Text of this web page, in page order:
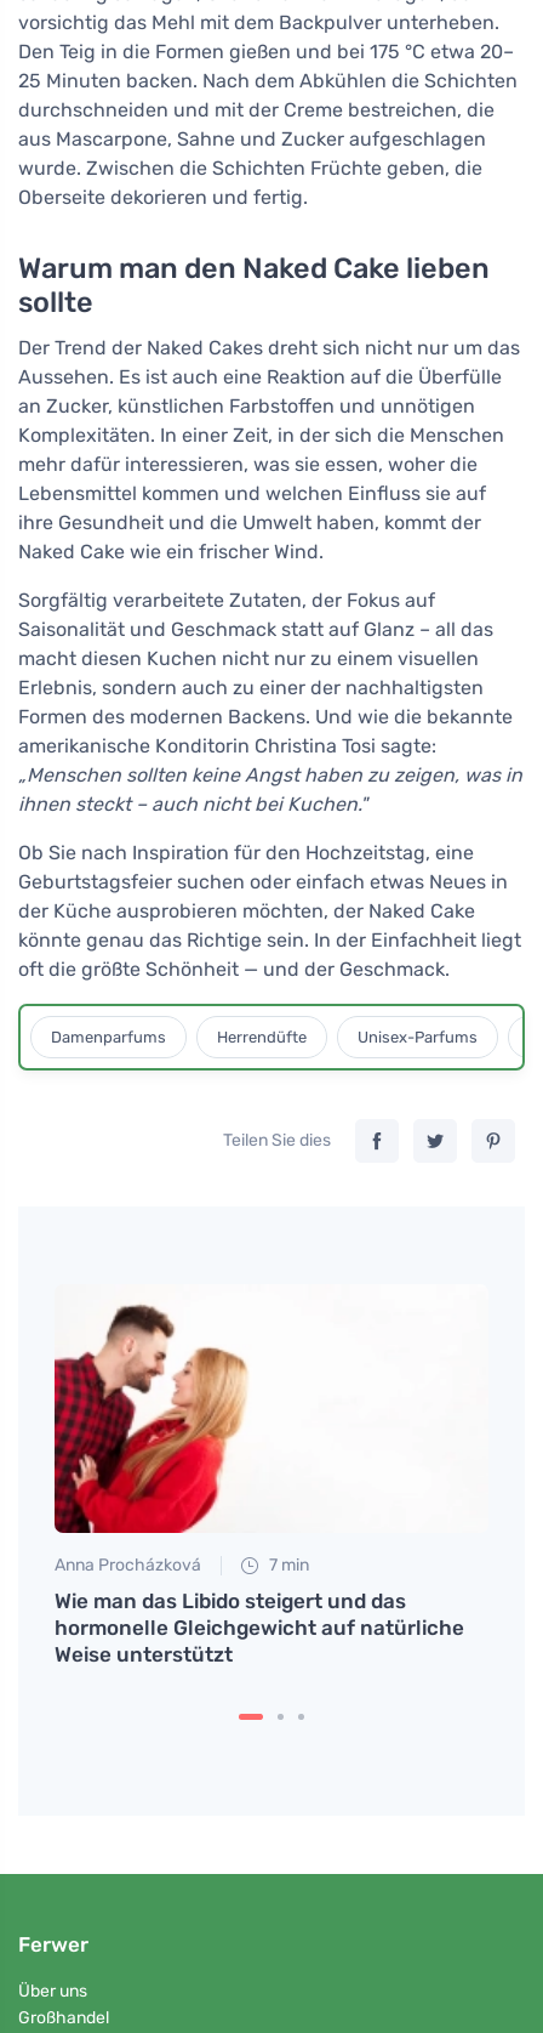
vorsichtig das Mehl mit dem Backpulver unterheben.
Den Teig in die Formen gießen und bei 175 °C etwa 20–
25 Minuten backen. Nach dem Abkühlen die Schichten
durchschneiden und mit der Creme bestreichen, die
aus Mascarpone, Sahne und Zucker aufgeschlagen
wurde. Zwischen die Schichten Früchte geben, die
Oberseite dekorieren und fertig.
Warum man den Naked Cake lieben
sollte
Der Trend der Naked Cakes dreht sich nicht nur um das
Aussehen. Es ist auch eine Reaktion auf die Überfülle
an Zucker, künstlichen Farbstoffen und unnötigen
Komplexitäten. In einer Zeit, in der sich die Menschen
mehr dafür interessieren, was sie essen, woher die
Lebensmittel kommen und welchen Einfluss sie auf
ihre Gesundheit und die Umwelt haben, kommt der
Naked Cake wie ein frischer Wind.
Sorgfältig verarbeitete Zutaten, der Fokus auf
Saisonalität und Geschmack statt auf Glanz – all das
macht diesen Kuchen nicht nur zu einem visuellen
Erlebnis, sondern auch zu einer der nachhaltigsten
Formen des modernen Backens. Und wie die bekannte
amerikanische Konditorin Christina Tosi sagte:
„Menschen sollten keine Angst haben zu zeigen, was in
ihnen steckt – auch nicht bei Kuchen."
Ob Sie nach Inspiration für den Hochzeitstag, eine
Geburtstagsfeier suchen oder einfach etwas Neues in
der Küche ausprobieren möchten, der Naked Cake
könnte genau das Richtige sein. In der Einfachheit liegt
oft die größte Schönheit — und der Geschmack.
Damenparfums Herrendüfte Unisex-Parfums
Teilen Sie dies
Anna Procházková 7 min
Wie man das Libido steigert und das
hormonelle Gleichgewicht auf natürliche
Weise unterstützt
Ferwer
Über uns
Großhandel